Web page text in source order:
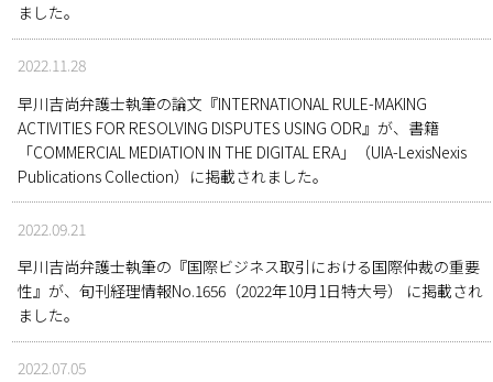
ました。
2022.11.28
早川吉尚弁護士執筆の論文『INTERNATIONAL RULE-MAKING
ACTIVITIES FOR RESOLVING DISPUTES USING ODR』が、書籍
「COMMERCIAL MEDIATION IN THE DIGITAL ERA」（UIA-LexisNexis
Publications Collection）に掲載されました。
2022.09.21
早川吉尚弁護士執筆の『国際ビジネス取引における国際仲裁の重要
性』が、旬刊経理情報No.1656（2022年10月1日特大号） に掲載され
ました。
2022.07.05